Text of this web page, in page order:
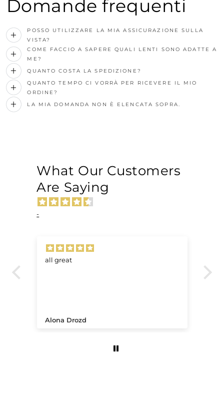
Domande frequenti
POSSO UTILIZZARE LA MIA ASSICURAZIONE SULLA
VISTA?
COME FACCIO A SAPERE QUALI LENTI SONO ADATTE A
ME?
QUANTO COSTA LA SPEDIZIONE?
QUANTO TEMPO CI VORRÀ PER RICEVERE IL MIO
ORDINE?
LA MIA DOMANDA NON È ELENCATA SOPRA.
What Our Customers
Are Saying
-
all great
Alona Drozd